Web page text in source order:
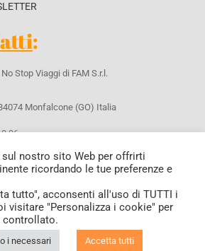
:
Stop Viaggi di FAM S.r.l.
Monfalcone (GO) Italia
96
643
by NO STOP VIAGGI di FAM S.r.l. - p.iva 01078020318
nostro sito Web per offrirti
ricordando le tue preferenze e
tutto", acconsenti all'uso di TUTTI i
visitare "Personalizza i cookie" per
controllato.
i necessari Accetta tutti